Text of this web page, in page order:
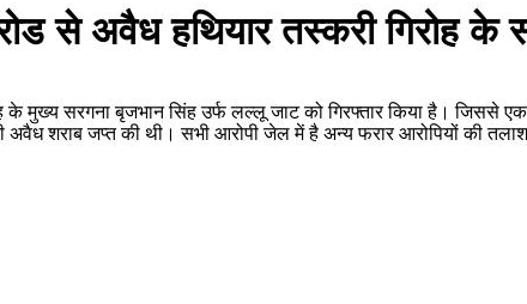
से अवैध हथियार तस्करी गिरोह
मुख्य सरगना बृजभान सिंह उर्फ लल्लू जाट को गिरफ्तार किया है। जिससे
शराब जप्त की थी। सभी आरोपी जेल में है अन्य फरार आरोपियों की तलाश